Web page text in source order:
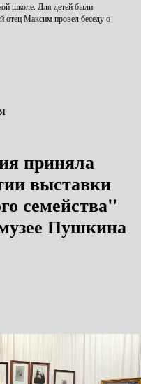
школе. Для детей были
отец Максим провел беседу о
приняла
выставки
семейства"
Пушкина